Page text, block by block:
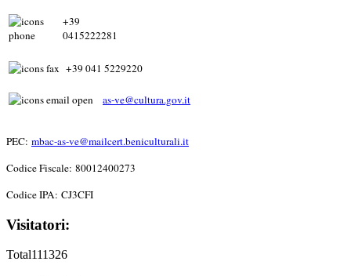
+39
0415222281
+39 041 5229220
as-ve@cultura.gov.it
PEC: mbac-as-ve@mailcert.beniculturali.it
Codice Fiscale: 80012400273
Codice IPA: CJ3CFI
Visitatori:
Total111326